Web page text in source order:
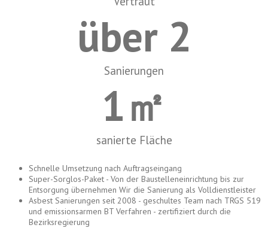
über 2
Sanierungen
1㎡
sanierte Fläche
Schnelle Umsetzung nach Auftragseingang
Super-Sorglos-Paket - Von der Baustelleneinrichtung bis zur
Entsorgung übernehmen Wir die Sanierung als Volldienstleister
Asbest Sanierungen seit 2008 - geschultes Team nach TRGS 519
und emissionsarmen BT Verfahren - zertifiziert durch die
Bezirksregierung